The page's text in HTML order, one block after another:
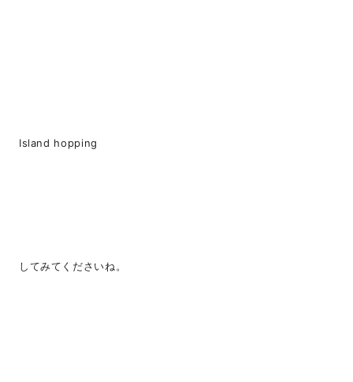
Island hopping
してみてくださいね。